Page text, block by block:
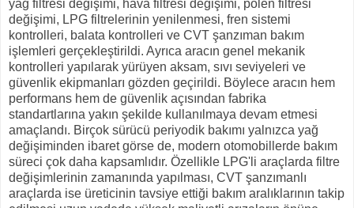
yağ filtresi değişimi, hava filtresi değişimi, polen filtresi
değişimi, LPG filtrelerinin yenilenmesi, fren sistemi
kontrolleri, balata kontrolleri ve CVT şanzıman bakım
işlemleri gerçekleştirildi. Ayrıca aracın genel mekanik
kontrolleri yapılarak yürüyen aksam, sıvı seviyeleri ve
güvenlik ekipmanları gözden geçirildi. Böylece aracın hem
performans hem de güvenlik açısından fabrika
standartlarına yakın şekilde kullanılmaya devam etmesi
amaçlandı. Birçok sürücü periyodik bakımı yalnızca yağ
değişiminden ibaret görse de, modern otomobillerde bakım
süreci çok daha kapsamlıdır. Özellikle LPG'li araçlarda filtre
değişimlerinin zamanında yapılması, CVT şanzımanlı
araçlarda ise üreticinin tavsiye ettiği bakım aralıklarının takip